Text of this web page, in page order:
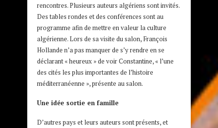
rencontres. Plusieurs auteurs algériens sont invités.
Des tables rondes et des conférences sont au
programme afin de mettre en valeur la culture
algérienne. Lors de sa visite du salon, François
Hollande n’a pas manquer de s’y rendre en se
déclarant « heureux » de voir Constantine, « l’une
des cités les plus importantes de l’histoire
méditerranéenne », présente au salon.
Une idée sortie en famille
D’autres pays et leurs auteurs sont présents, et